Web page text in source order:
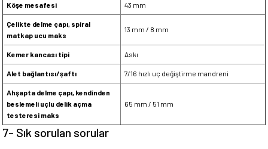
Köşe mesafesi 43 mm
Çelikte delme çapı, spiral
matkap ucu maks
13 mm / 8 mm
Kemer kancası tipi Askı
Alet bağlantısı/şaftı 7/16 hızlı uç değiştirme mandreni
Ahşapta delme çapı, kendinden
beslemeli uçlu delik açma
testeresi maks
65 mm / 51 mm
7- Sık sorulan sorular